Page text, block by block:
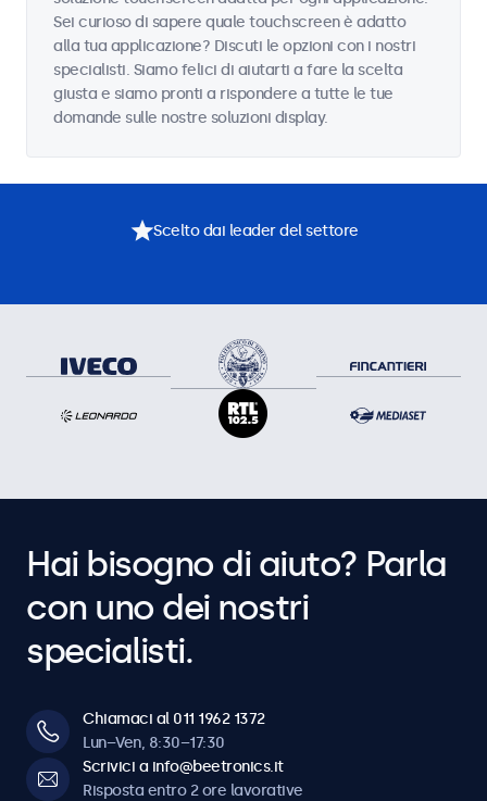
Sei curioso di sapere quale touchscreen è adatto
alla tua applicazione? Discuti le opzioni con i nostri
specialisti. Siamo felici di aiutarti a fare la scelta
giusta e siamo pronti a rispondere a tutte le tue
domande sulle nostre soluzioni display.
Scelto dai leader del settore
Hai bisogno di aiuto? Parla
con uno dei nostri
specialisti.
Chiamaci al 011 1962 1372
Lun–Ven, 8:30–17:30
Scrivici a info@beetronics.it
Risposta entro 2 ore lavorative